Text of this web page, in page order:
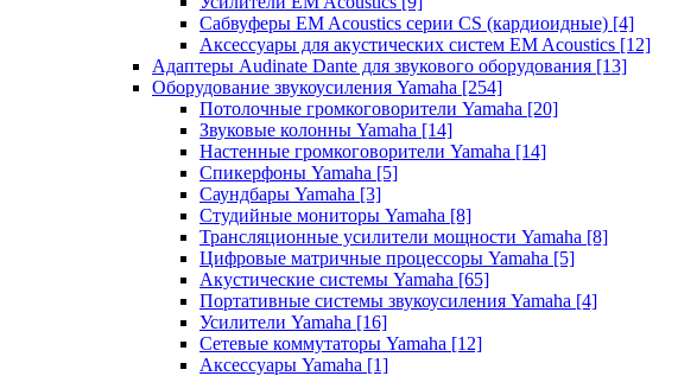
Сабвуферы EM Acoustics серии CS (кардиоидные) [4]
Аксессуары для акустических систем EM Acoustics [12]
Адаптеры Audinate Dante для звукового оборудования [13]
Оборудование звукоусиления Yamaha [254]
Потолочные громкоговорители Yamaha [20]
Звуковые колонны Yamaha [14]
Настенные громкоговорители Yamaha [14]
Спикерфоны Yamaha [5]
Саундбары Yamaha [3]
Студийные мониторы Yamaha [8]
Трансляционные усилители мощности Yamaha [8]
Цифровые матричные процессоры Yamaha [5]
Акустические системы Yamaha [65]
Портативные системы звукоусиления Yamaha [4]
Усилители Yamaha [16]
Сетевые коммутаторы Yamaha [12]
Аксессуары Yamaha [1]